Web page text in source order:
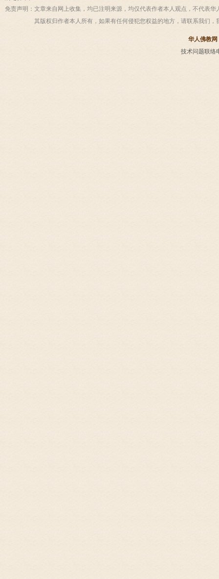
免责声明： 文章来自网上收集，均已注明来源，均仅代表作者本人观点，不代表
其版权归作者本人所有，如果有任何侵犯您权益的地方，请联系我们，
华人佛教网
技术问题联络